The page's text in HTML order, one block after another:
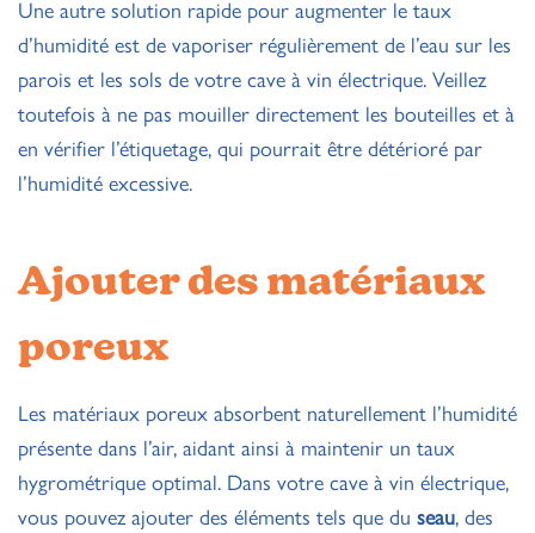
Une autre solution rapide pour augmenter le taux
d’humidité est de vaporiser régulièrement de l’eau sur les
parois et les sols de votre cave à vin électrique. Veillez
toutefois à ne pas mouiller directement les bouteilles et à
en vérifier l’étiquetage, qui pourrait être détérioré par
l’humidité excessive.
Ajouter des matériaux
poreux
Les matériaux poreux absorbent naturellement l’humidité
présente dans l’air, aidant ainsi à maintenir un taux
hygrométrique optimal. Dans votre cave à vin électrique,
vous pouvez ajouter des éléments tels que du seau, des